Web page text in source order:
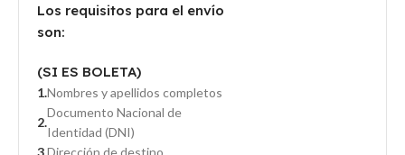
Los requisitos para el envío
son:
(SI ES BOLETA)
Nombres y apellidos completos
Documento Nacional de
Identidad (DNI)
Dirección de destino